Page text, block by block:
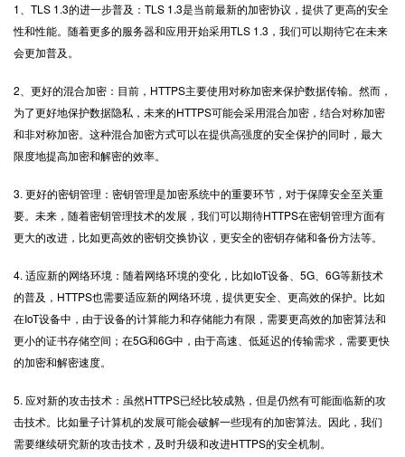
1、TLS 1.3的进一步普及：TLS 1.3是当前最新的加密协议，提供了更高的安全
性和性能。随着更多的服务器和应用开始采用TLS 1.3，我们可以期待它在未来
会更加普及。
2、更好的混合加密：目前，HTTPS主要使用对称加密来保护数据传输。然而，
为了更好地保护数据隐私，未来的HTTPS可能会采用混合加密，结合对称加密
和非对称加密。这种混合加密方式可以在提供高强度的安全保护的同时，最大
限度地提高加密和解密的效率。
3. 更好的密钥管理：密钥管理是加密系统中的重要环节，对于保障安全至关重
要。未来，随着密钥管理技术的发展，我们可以期待HTTPS在密钥管理方面有
更大的改进，比如更高效的密钥交换协议，更安全的密钥存储和备份方法等。
4. 适应新的网络环境：随着网络环境的变化，比如IoT设备、5G、6G等新技术
的普及，HTTPS也需要适应新的网络环境，提供更安全、更高效的保护。比如
在IoT设备中，由于设备的计算能力和存储能力有限，需要更高效的加密算法和
更小的证书存储空间；在5G和6G中，由于高速、低延迟的传输需求，需要更快
的加密和解密速度。
5. 应对新的攻击技术：虽然HTTPS已经比较成熟，但是仍然有可能面临新的攻
击技术。比如量子计算机的发展可能会破解一些现有的加密算法。因此，我们
需要继续研究新的攻击技术，及时升级和改进HTTPS的安全机制。